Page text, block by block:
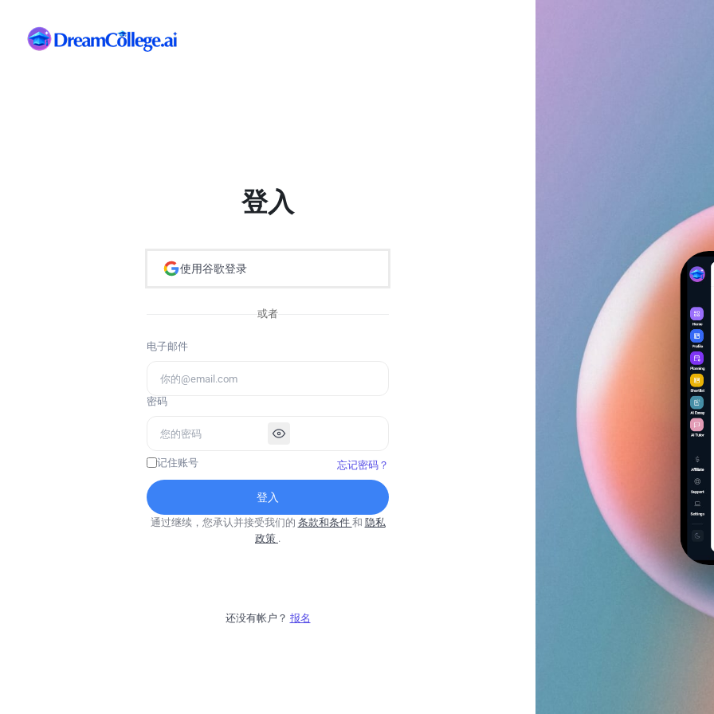
登入
使用谷歌登录
或者
电子邮件
密码
记住账号 忘记密码？
登入
通过继续，您承认并接受我们的 条款和条件 和 隐私
政策 .
还没有帐户？ 报名